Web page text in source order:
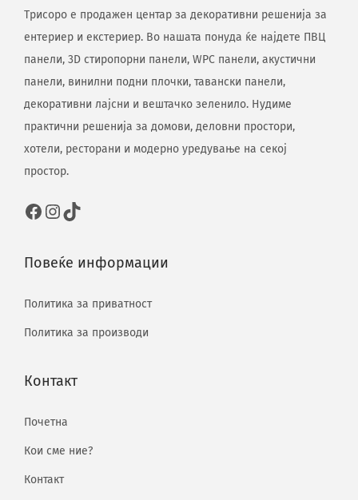
Трисоро е продажен центар за декоративни решенија за
ентериер и екстериер. Во нашата понуда ќе најдете ПВЦ
панели, 3D стиропорни панели, WPC панели, акустични
панели, винилни подни плочки, тавански панели,
декоративни лајсни и вештачко зеленило. Нудиме
практични решенија за домови, деловни простори,
хотели, ресторани и модерно уредување на секој
простор.
Повеќе информации
Политика за приватност
Политика за производи
Контакт
Почетна
Кои сме ние?
Контакт